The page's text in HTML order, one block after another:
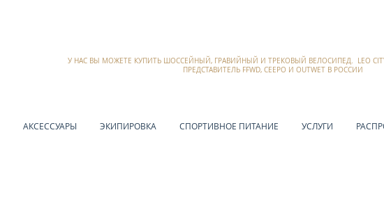
У НАС ВЫ МОЖЕТЕ КУПИТЬ ШОССЕЙНЫЙ, ГРАВИЙНЫЙ И ТРЕКОВЫЙ ВЕЛОСИПЕД. LEO
ПРЕДСТАВИТЕЛЬ FFWD, CEEPO И OUTWET В РОССИИ
АКСЕССУАРЫ ЭКИПИРОВКА СПОРТИВНОЕ ПИТАНИЕ УСЛУГИ